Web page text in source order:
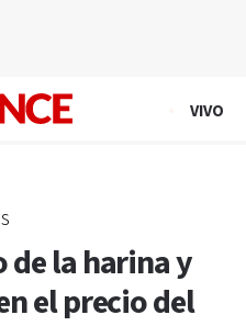
VIVO
de la harina y
el precio del